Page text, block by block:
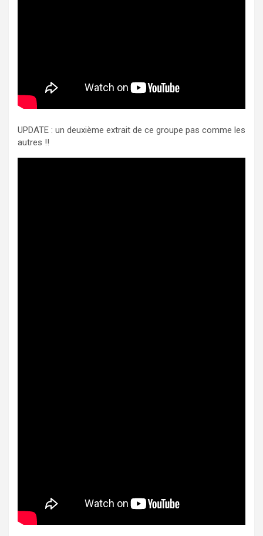
UPDATE : un deuxième extrait de ce groupe pas comme les
autres !!